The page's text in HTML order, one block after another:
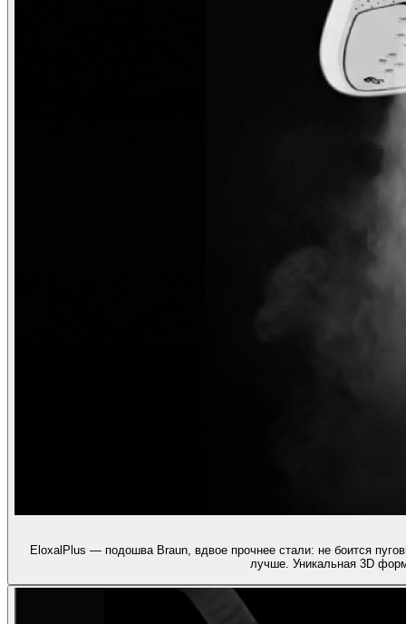
EloxalPlus — подошва Braun, вдвое прочнее стали: не боится
лучше. Уникальная 3D